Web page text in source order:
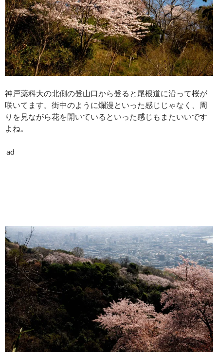
神戸薬科大の北側の登山口から登ると尾根道に沿って桜が
咲いてます。街中のように爛漫といった感じじゃなく、周
りを見ながら花を開いているといった感じもまたいいです
よね。
ad